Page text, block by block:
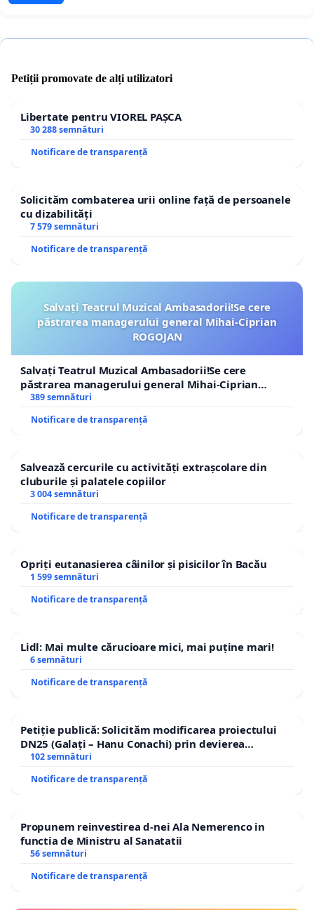
Petiții promovate de alți utilizatori
Libertate pentru VIOREL PAȘCA
30 288 semnături
Notificare de transparență
Solicităm combaterea urii online față de persoanele
cu dizabilități
7 579 semnături
Notificare de transparență
Salvați Teatrul Muzical Ambasadorii!Se cere
păstrarea managerului general Mihai-Ciprian
ROGOJAN
Salvați Teatrul Muzical Ambasadorii!Se cere
păstrarea managerului general Mihai-Ciprian
ROGOJAN
389 semnături
Notificare de transparență
Salvează cercurile cu activități extrașcolare din
cluburile și palatele copiilor
3 004 semnături
Notificare de transparență
Opriți eutanasierea câinilor și pisicilor în Bacău
1 599 semnături
Notificare de transparență
Lidl: Mai multe cărucioare mici, mai puține mari!
6 semnături
Notificare de transparență
Petiție publică: Solicităm modificarea proiectului
DN25 (Galați – Hanu Conachi) prin devierea
traseului în afara localităților!
102 semnături
Notificare de transparență
Propunem reinvestirea d-nei Ala Nemerenco in
functia de Ministru al Sanatatii
56 semnături
Notificare de transparență